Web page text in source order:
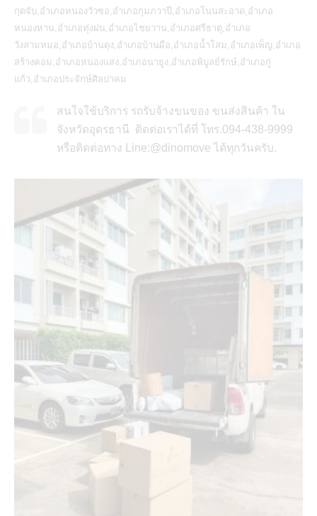
กุดจับ,อำเภอหนองวัวซอ,อำเภอกุมภวาปี,อำเภอโนนสะอาด,อำเภอ
หนองหาน,อำเภอทุ่งฝน,อำเภอไชยวาน,อำเภอศรีธาตุ,อำเภอ
วังสามหมอ,อำเภอบ้านดุง,อำเภอบ้านผือ,อำเภอน้ำโสม,อำเภอเพ็ญ,อำเภอ
สร้างคอม,อำเภอหนองแสง,อำเภอนายูง,อำเภอพิบูลย์รักษ์,อำเภอกู่
แก้ว,อำเภอประจักษ์ศิลปาคม
สนใจใช้บริการ รถรับจ้างขนของ ขนส่งสินค้า ใน
จังหวัดอุดรธานี ติดต่อเราได้ที่ โทร.094-438-9999
หรือติดต่อทาง Line:@dinomove ได้ทุกวันครับ.